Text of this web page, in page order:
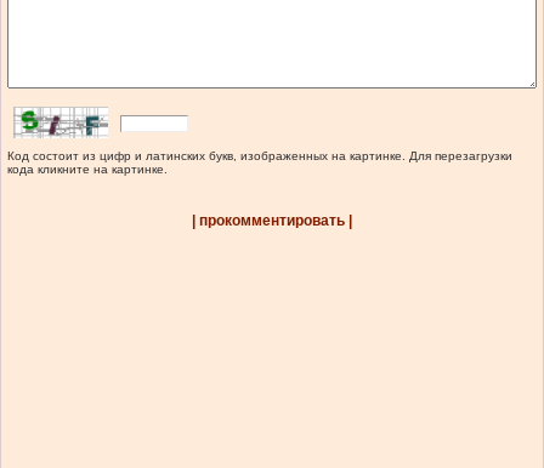
Код состоит из цифр и латинских букв, изображенных на картинке. Для перезагрузки
кода кликните на картинке.
| прокомментировать |